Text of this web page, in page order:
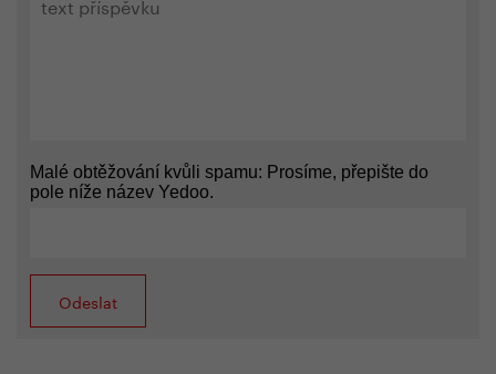
Malé obtěžování kvůli spamu: Prosíme, přepište do
pole níže název Yedoo.